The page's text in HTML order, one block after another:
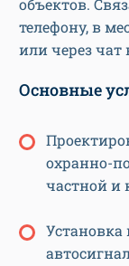
телефону, в
или через чат
Основные
охранно-
частной и
Установка